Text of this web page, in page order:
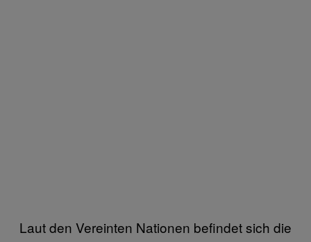
Laut den Vereinten Nationen befindet sich die